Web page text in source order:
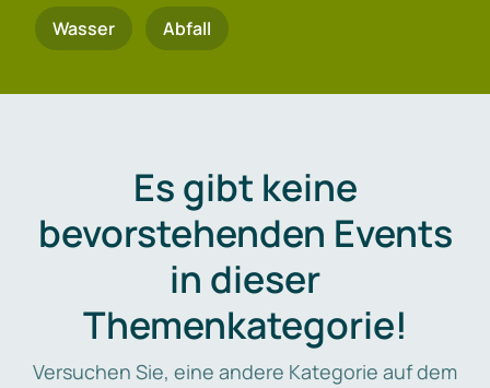
Wasser Abfall
Es gibt keine
bevorstehenden Events
in dieser
Themenkategorie!
Versuchen Sie, eine andere Kategorie auf dem